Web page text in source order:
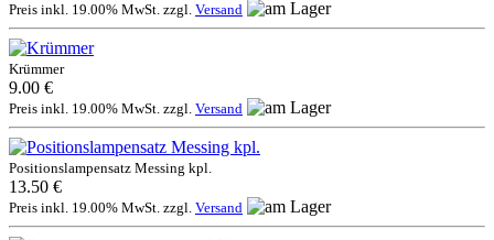
Preis inkl. 19.00% MwSt. zzgl. Versand
Krümmer
9.00 €
Preis inkl. 19.00% MwSt. zzgl. Versand
Positionslampensatz Messing kpl.
13.50 €
Preis inkl. 19.00% MwSt. zzgl. Versand